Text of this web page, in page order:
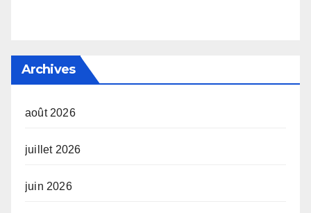
Archives
août 2026
juillet 2026
juin 2026